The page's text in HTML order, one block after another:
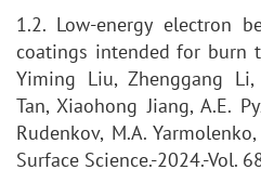
1.2. Low-energy electron
coatings intended for burn
Yiming Liu, Zhenggang Li,
Tan, Xiaohong Jiang, A.E.
Rudenkov, M.A.
Surface Science.-2024.-Vol.